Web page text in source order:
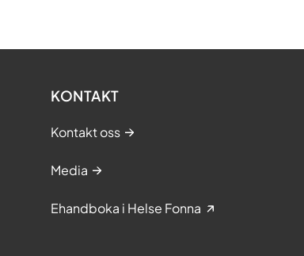
KONTAKT
Kontakt oss
Media
Ehandboka i Helse Fonna